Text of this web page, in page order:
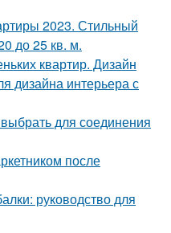
2023. Стильный
до 25 кв. м.
квартир. Дизайн
дизайна интерьера с
для соединения
после
руководство для